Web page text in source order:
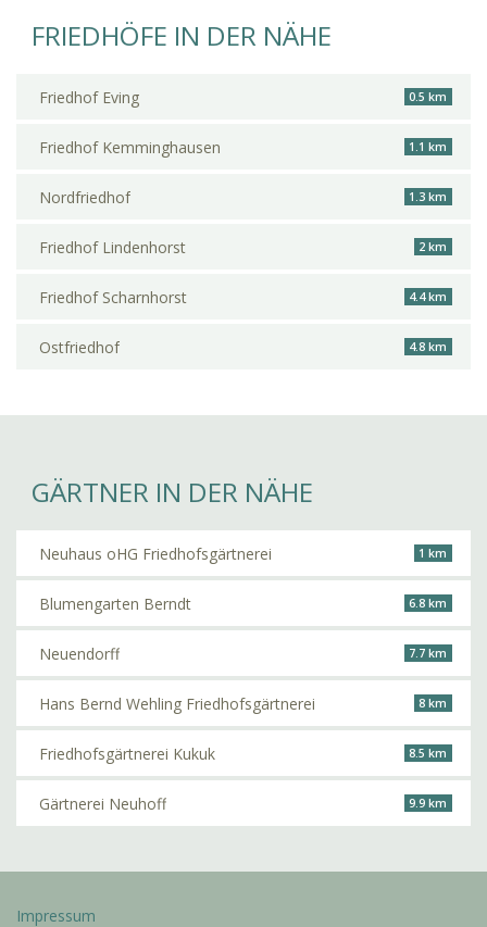
FRIEDHÖFE IN DER NÄHE
Friedhof Eving 0.5 km
Friedhof Kemminghausen 1.1 km
Nordfriedhof 1.3 km
Friedhof Lindenhorst 2 km
Friedhof Scharnhorst 4.4 km
Ostfriedhof 4.8 km
GÄRTNER IN DER NÄHE
Neuhaus oHG Friedhofsgärtnerei 1 km
Blumengarten Berndt 6.8 km
Neuendorff 7.7 km
Hans Bernd Wehling Friedhofsgärtnerei 8 km
Friedhofsgärtnerei Kukuk 8.5 km
Gärtnerei Neuhoff 9.9 km
Impressum